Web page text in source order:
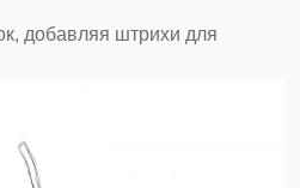
добавляя штрихи для